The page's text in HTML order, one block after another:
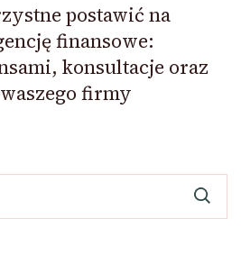
postawić na
finansowe:
konsultacje oraz
firmy